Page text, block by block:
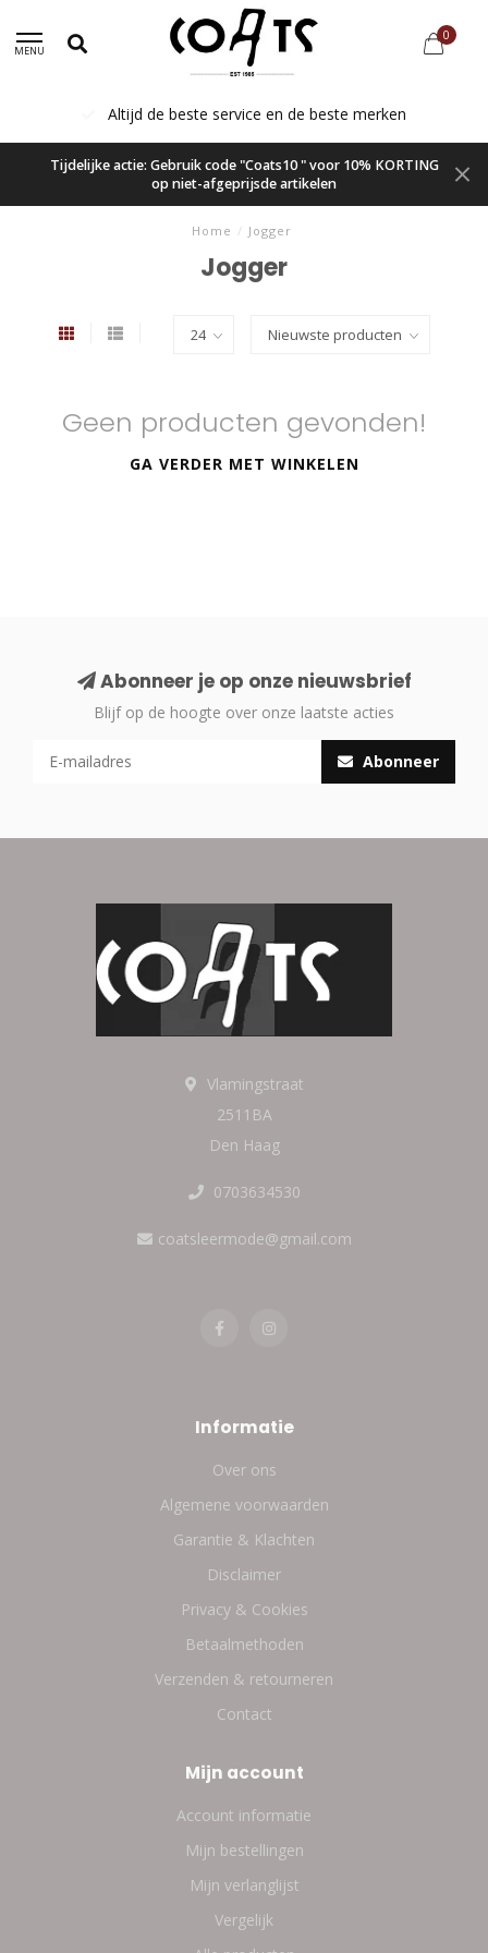
MENU
0
Altijd de beste service en de beste merken
Tijdelijke actie: Gebruik code "Coats10 " voor 10% KORTING
op niet-afgeprijsde artikelen
Home / Jogger
Jogger
Geen producten gevonden!
GA VERDER MET WINKELEN
Abonneer je op onze nieuwsbrief
Blijf op de hoogte over onze laatste acties
Abonneer
Vlamingstraat
2511BA
Den Haag
0703634530
coatsleermode@gmail.com
Informatie
Over ons
Algemene voorwaarden
Garantie & Klachten
Disclaimer
Privacy & Cookies
Betaalmethoden
Verzenden & retourneren
Contact
Mijn account
Account informatie
Mijn bestellingen
Mijn verlanglijst
Vergelijk